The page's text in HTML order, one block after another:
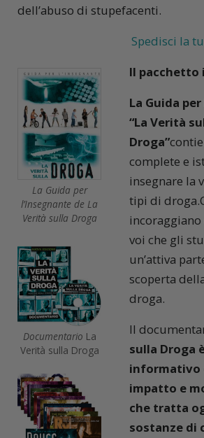
dell’abuso di stupefacenti.
Spedisci la
La Guida per
l’Insegnante de La
Verità sulla Droga
Documentario La
Verità sulla Droga
Il pacchetto
La Guida
“La Verità
Droga”
complete e
insegnare la
tipi di
voi che gli
un’attiva
scoperta
droga.
Il
sulla Droga
informativo
impatto e
che tratta
sostanze di